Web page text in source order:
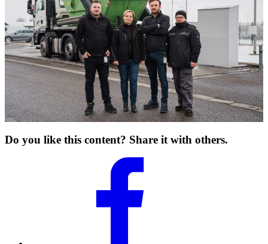
Do you like this content? Share it with others.